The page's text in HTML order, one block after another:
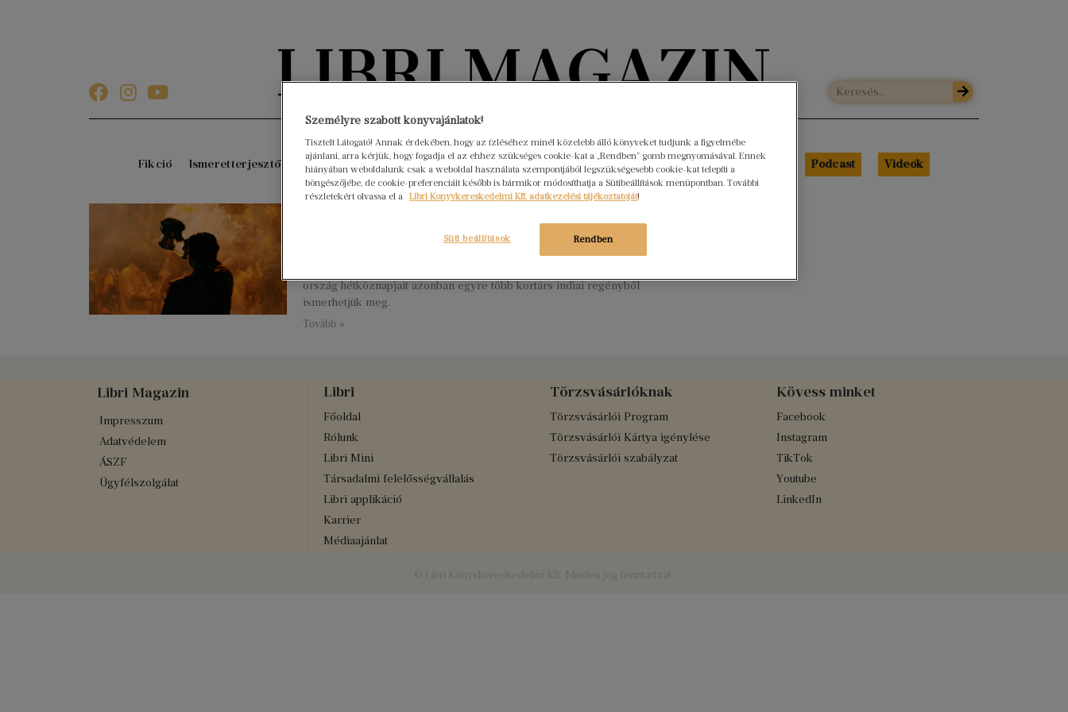
Könyvektől az olvasókig
Fikció Ismeretterjesztő Gyerekkönyvek Interjúk Beleolvasó A hónap könyvei HÍREK Libri Portré Podcast Videók
Nincs hozzászólás
A látogató, aki csak rövid időre utazik oda, Indiából leginkább csak
ország hétköznapjait azonban egyre több kortárs indiai regényből
ismerhetjük meg.
Tovább »
Libri Magazin
Impresszum
Adatvédelem
ÁSZF
Ügyfélszolgálat
Libri
Főoldal
Rólunk
Libri Mini
Társadalmi felelősségvállalás
Libri applikáció
Karrier
Médiaajánlat
Törzsvásárlóknak
Törzsvásárlói Program
Törzsvásárlói Kártya igénylése
Törzsvásárlói szabályzat
Kövess minket
Facebook
Instagram
TikTok
Youtube
LinkedIn
Személyre szabott könyvajánlatok!
Tisztelt Látogató! Annak érdekében, hogy az ízléséhez minél közelebb álló könyveket tudjunk a figyelmébe
ajánlani, arra kérjük, hogy fogadja el az ehhez szükséges cookie-kat a „Rendben” gomb megnyomásával. Ennek
hiányában weboldalunk csak a weboldal használata szempontjából legszükségesebb cookie-kat telepíti a
böngészőjébe, de cookie-preferenciáit később is bármikor módosíthatja a Sütibeállítások menüpontban. További
részletekért olvassa el a Libri Könyvkereskedelmi Kft. adatkezelési tájékoztatóját!
Rendben
Süti beállítások